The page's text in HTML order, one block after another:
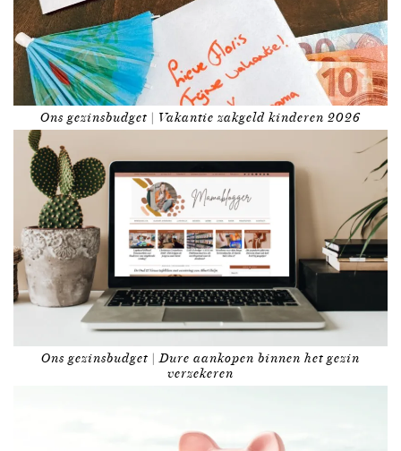
Ons gezinsbudget | Vakantie zakgeld kinderen 2026
Ons gezinsbudget | Dure aankopen binnen het gezin
verzekeren